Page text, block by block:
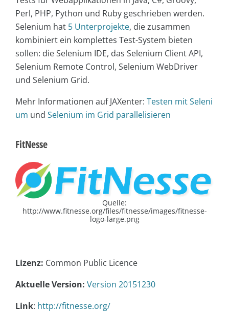
Perl, PHP, Python und Ruby geschrieben werden.
Selenium hat 5 Unterprojekte, die zusammen
kombiniert ein komplettes Test-System bieten
sollen: die Selenium IDE, das Selenium Client API,
Selenium Remote Control, Selenium WebDriver
und Selenium Grid.
Mehr Informationen auf JAXenter: Testen mit Seleni
um und Selenium im Grid parallelisieren
FitNesse
Quelle:
http://www.fitnesse.org/files/fitnesse/images/fitnesse-
logo-large.png
Lizenz: Common Public Licence
Aktuelle Version: Version 20151230
Link: http://fitnesse.org/